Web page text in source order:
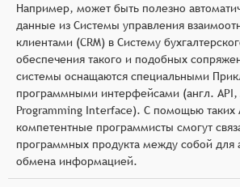
Например, может быть полезно
данные из Системы управления
клиентами (CRM) в Систему
обеспечения такого и подобных
системы оснащаются специальными
программными интерфейсами (англ.
Programming Interface). С помощью таких
компетентные программисты смогут
программных продукта между собой для
обмена информацией.